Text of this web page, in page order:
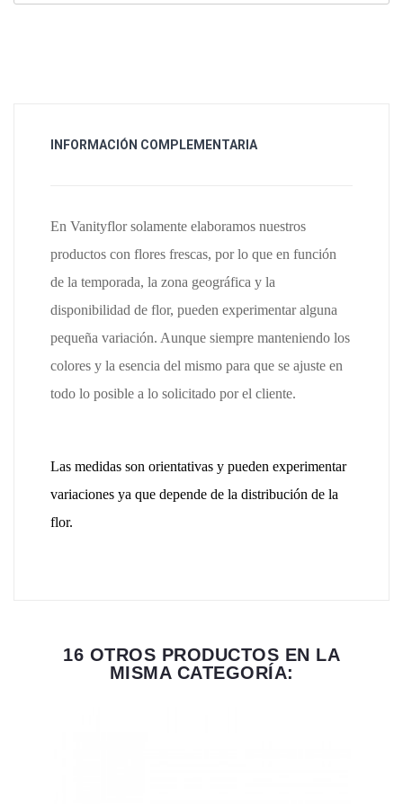
INFORMACIÓN COMPLEMENTARIA
En Vanityflor solamente elaboramos nuestros
productos con flores frescas, por lo que en función
de la temporada, la zona geográfica y la
disponibilidad de flor, pueden experimentar alguna
pequeña variación. Aunque siempre manteniendo los
colores y la esencia del mismo para que se ajuste en
todo lo posible a lo solicitado por el cliente.
Las medidas son orientativas y pueden experimentar
variaciones ya que depende de la distribución de la
flor.
16 OTROS PRODUCTOS EN LA
MISMA CATEGORÍA: